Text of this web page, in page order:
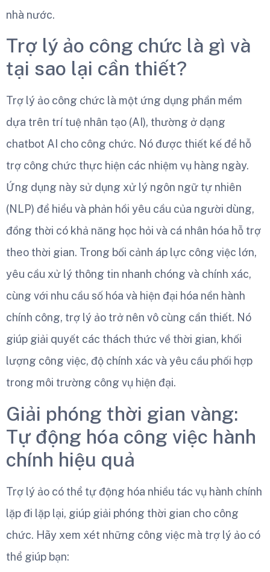
nhà nước.
Trợ lý ảo công chức là gì và
tại sao lại cần thiết?
Trợ lý ảo công chức là một ứng dụng phần mềm
dựa trên trí tuệ nhân tạo (AI), thường ở dạng
chatbot AI cho công chức. Nó được thiết kế để hỗ
trợ công chức thực hiện các nhiệm vụ hàng ngày.
Ứng dụng này sử dụng xử lý ngôn ngữ tự nhiên
(NLP) để hiểu và phản hồi yêu cầu của người dùng,
đồng thời có khả năng học hỏi và cá nhân hóa hỗ trợ
theo thời gian. Trong bối cảnh áp lực công việc lớn,
yêu cầu xử lý thông tin nhanh chóng và chính xác,
cùng với nhu cầu số hóa và hiện đại hóa nền hành
chính công, trợ lý ảo trở nên vô cùng cần thiết. Nó
giúp giải quyết các thách thức về thời gian, khối
lượng công việc, độ chính xác và yêu cầu phối hợp
trong môi trường công vụ hiện đại.
Giải phóng thời gian vàng:
Tự động hóa công việc hành
chính hiệu quả
Trợ lý ảo có thể tự động hóa nhiều tác vụ hành chính
lặp đi lặp lại, giúp giải phóng thời gian cho công
chức. Hãy xem xét những công việc mà trợ lý ảo có
thể giúp bạn: